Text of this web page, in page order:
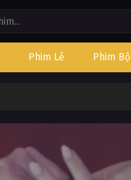
Phim Lẻ Phim Bộ